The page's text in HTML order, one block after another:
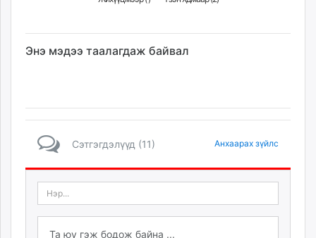
Энэ мэдээ таалагдаж байвал
Сэтгэгдэлүүд (11) Анхаарах зүйлс